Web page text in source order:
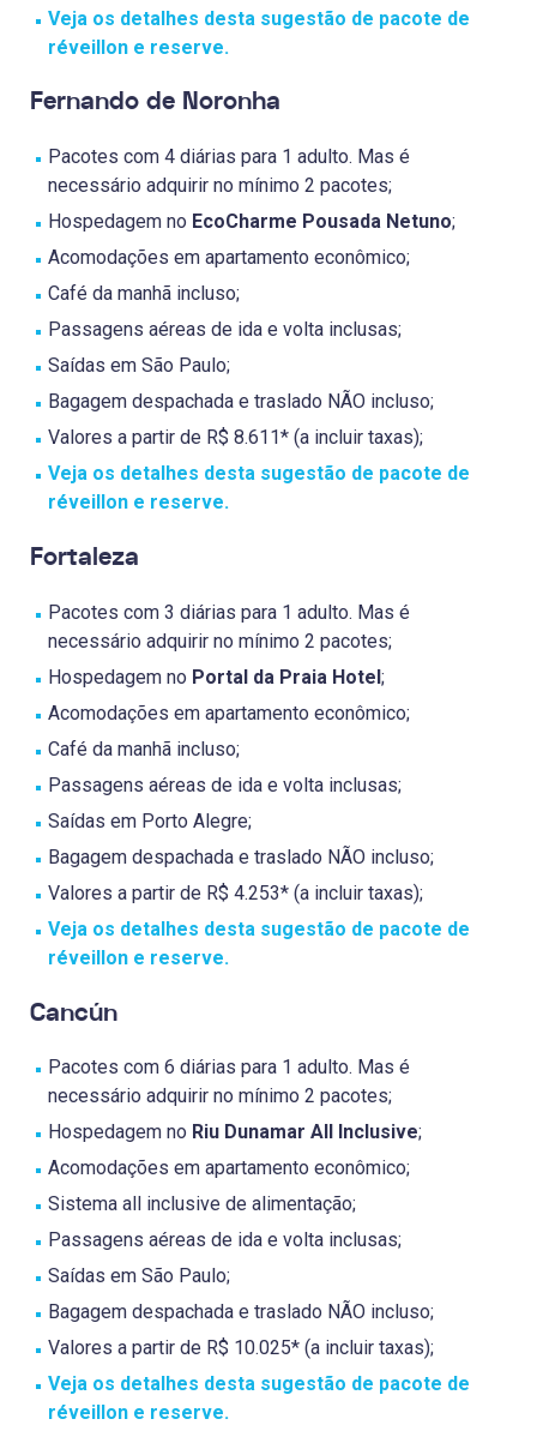
Veja os detalhes desta sugestão de pacote de
réveillon e reserve.
Fernando de Noronha
Pacotes com 4 diárias para 1 adulto. Mas é
necessário adquirir no mínimo 2 pacotes;
Hospedagem no EcoCharme Pousada Netuno;
Acomodações em apartamento econômico;
Café da manhã incluso;
Passagens aéreas de ida e volta inclusas;
Saídas em São Paulo;
Bagagem despachada e traslado NÃO incluso;
Valores a partir de R$ 8.611* (a incluir taxas);
Veja os detalhes desta sugestão de pacote de
réveillon e reserve.
Fortaleza
Pacotes com 3 diárias para 1 adulto. Mas é
necessário adquirir no mínimo 2 pacotes;
Hospedagem no Portal da Praia Hotel;
Acomodações em apartamento econômico;
Café da manhã incluso;
Passagens aéreas de ida e volta inclusas;
Saídas em Porto Alegre;
Bagagem despachada e traslado NÃO incluso;
Valores a partir de R$ 4.253* (a incluir taxas);
Veja os detalhes desta sugestão de pacote de
réveillon e reserve.
Cancún
Pacotes com 6 diárias para 1 adulto. Mas é
necessário adquirir no mínimo 2 pacotes;
Hospedagem no Riu Dunamar All Inclusive;
Acomodações em apartamento econômico;
Sistema all inclusive de alimentação;
Passagens aéreas de ida e volta inclusas;
Saídas em São Paulo;
Bagagem despachada e traslado NÃO incluso;
Valores a partir de R$ 10.025* (a incluir taxas);
Veja os detalhes desta sugestão de pacote de
réveillon e reserve.